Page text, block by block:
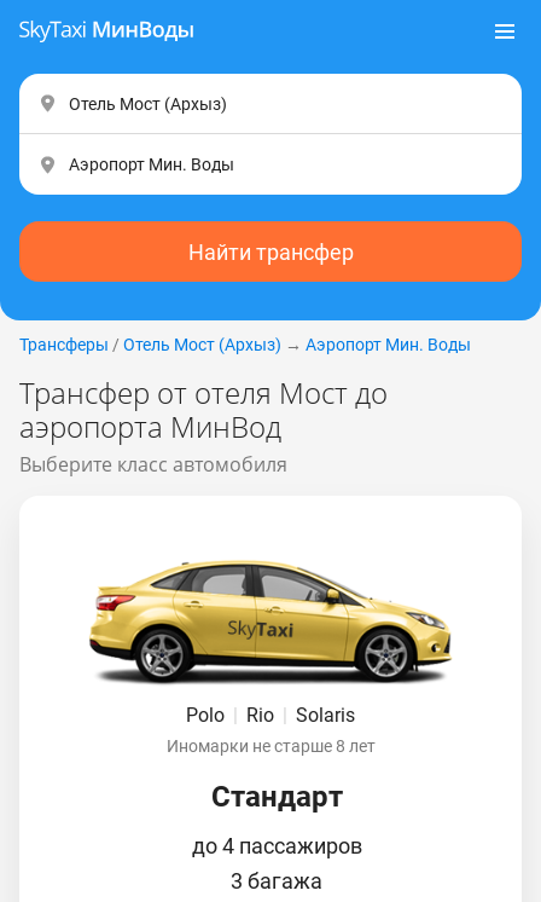
Найти трансфер
Трансферы / Отель Мост (Apxыз) → Аэропорт Мин. Воды
Трансфер от отеля Мост до
аэропорта МинВод
Выберите класс автомобиля
Polo | Rio | Solaris
Иномарки не старше 8 лет
Стандарт
до 4 пассажиров
3 багажа